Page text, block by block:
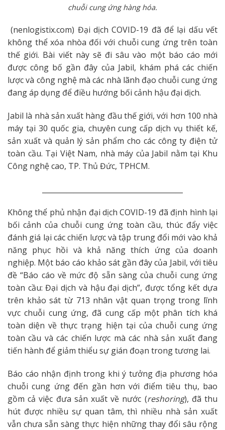
chuỗi cung ứng hàng hóa.
(nenlogistix.com) Đại dịch COVID-19 đã để lại dấu vết
không thể xóa nhòa đối với chuỗi cung ứng trên toàn
thế giới. Bài viết này sẽ đi sâu vào một báo cáo mới
được công bố gần đây của Jabil, khám phá các chiến
lược và công nghệ mà các nhà lãnh đạo chuỗi cung ứng
đang áp dụng để điều hướng bối cảnh hậu đại dịch.
Jabil là nhà sản xuất hàng đầu thế giới, với hơn 100 nhà
máy tại 30 quốc gia, chuyên cung cấp dịch vụ thiết kế,
sản xuất và quản lý sản phẩm cho các công ty điện tử
toàn cầu. Tại Việt Nam, nhà máy của Jabil nằm tại Khu
Công nghệ cao, TP. Thủ Đức, TPHCM.
Không thể phủ nhận đại dịch COVID-19 đã định hình lại
bối cảnh của chuỗi cung ứng toàn cầu, thúc đẩy việc
đánh giá lại các chiến lược và tập trung đổi mới vào khả
năng phục hồi và khả năng thích ứng của doanh
nghiệp. Một báo cáo khảo sát gần đây của Jabil, với tiêu
đề “Báo cáo về mức độ sẵn sàng của chuỗi cung ứng
toàn cầu: Đại dịch và hậu đại dịch”, được tổng kết dựa
trên khảo sát từ 713 nhân vật quan trọng trong lĩnh
vực chuỗi cung ứng, đã cung cấp một phân tích khá
toàn diện về thực trạng hiện tại của chuỗi cung ứng
toàn cầu và các chiến lược mà các nhà sản xuất đang
tiến hành để giảm thiểu sự gián đoạn trong tương lai.
Báo cáo nhận định trong khi ý tưởng địa phương hóa
chuỗi cung ứng đến gần hơn với điểm tiêu thụ, bao
gồm cả việc đưa sản xuất về nước (reshoring), đã thu
hút được nhiều sự quan tâm, thì nhiều nhà sản xuất
vẫn chưa sẵn sàng thực hiện những thay đổi sâu rộng